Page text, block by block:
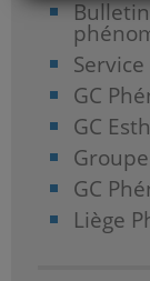
GC
GC
GC
Liège